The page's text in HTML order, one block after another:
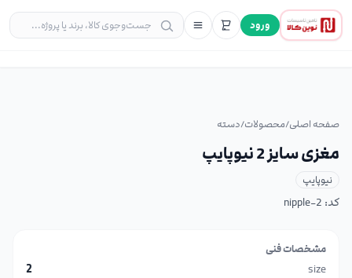
ورود
صفحه اصلی/محصولات/دسته
مغزی سایز 2 نیوپایپ
نیوپایپ
کد: nipple-2
مشخصات فنی
size
2